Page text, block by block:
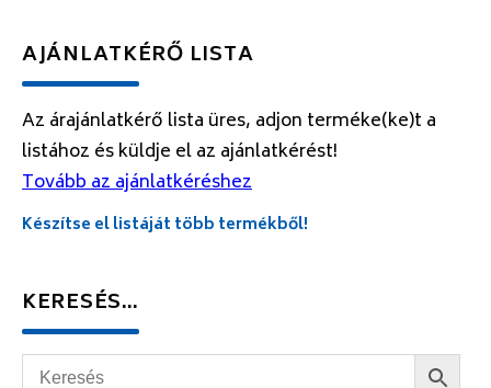
AJÁNLATKÉRŐ LISTA
Az árajánlatkérő lista üres, adjon terméke(ke)t a
listához és küldje el az ajánlatkérést!
Tovább az ajánlatkéréshez
Készítse el listáját több termékből!
KERESÉS…